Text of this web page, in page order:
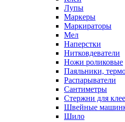
Лупы
Маркеры
Маркираторы
Мел
Наперстки
Нитковдеватели
Ножи роликовые
Паяльники,
Распарыватели
Сантиметры
Стержни для
Швейные
Шило